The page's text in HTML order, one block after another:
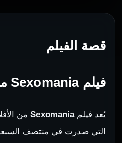
قصة الفيلم
فيلم Sexomania مترجم اون لاين
يُعد فيلمSexomania من
التي صدرت في منتصف